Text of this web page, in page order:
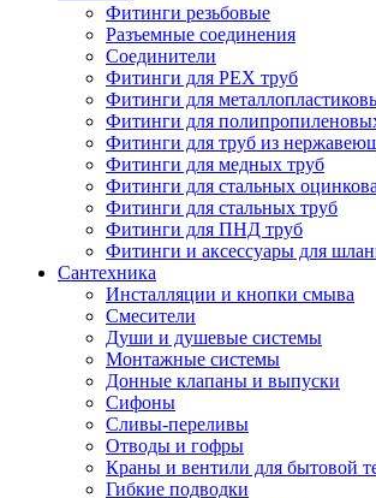
Фитинги резьбовые
Разъемные соединения
Соединители
Фитинги для PEX труб
Фитинги для
Фитинги для
Фитинги для труб из
Фитинги для медных труб
Фитинги для стальных
Фитинги для стальных труб
Фитинги для ПНД труб
Фитинги и аксессуары для
Сантехника
Инсталляции и кнопки смыва
Смесители
Души и душевые системы
Монтажные системы
Донные клапаны и выпуски
Сифоны
Сливы-переливы
Отводы и гофры
Краны и вентили для бытовой
Гибкие подводки